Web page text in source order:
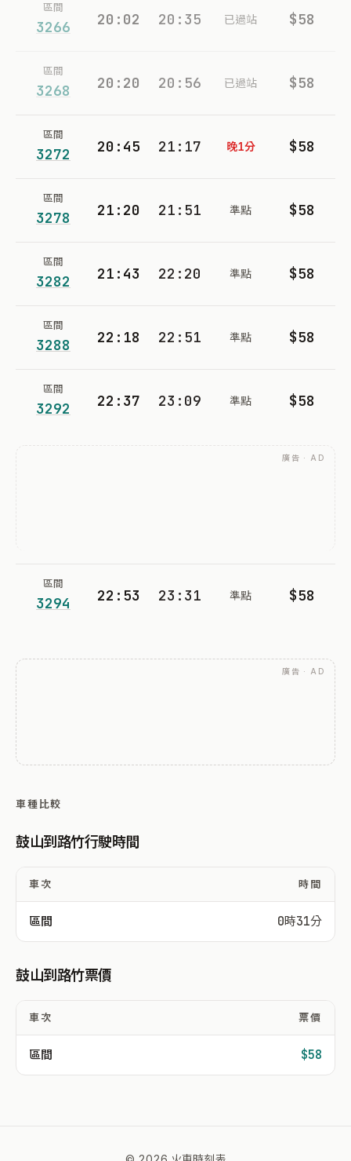
區間
3266 20:02 20:35 已過站 $58
區間
3268 20:20 20:56 已過站 $58
區間
3272 20:45 21:17 晚1分 $58
區間
3278 21:20 21:51 準點 $58
區間
3282 21:43 22:20 準點 $58
區間
3288 22:18 22:51 準點 $58
區間
3292 22:37 23:09 準點 $58
廣告 · AD
區間
3294 22:53 23:31 準點 $58
廣告 · AD
車種比較
鼓山到路竹行駛時間
車次 時間
區間 0時31分
鼓山到路竹票價
車次 票價
區間 $58